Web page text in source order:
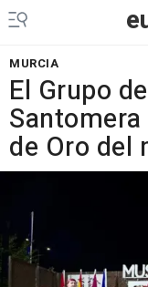
MURCIA
El Grupo
de Oro del